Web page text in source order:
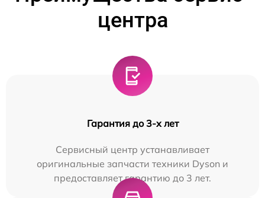
центра
Гарантия до 3-х лет
Сервисный центр устанавливает
оригинальные запчасти техники Dyson и
предоставляет гарантию до 3 лет.